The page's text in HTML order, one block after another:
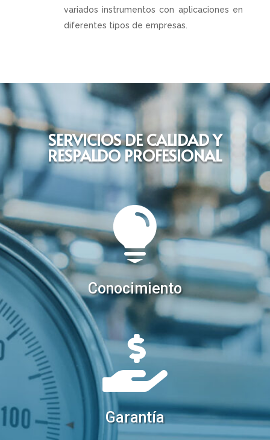
variados instrumentos con aplicaciones en
diferentes tipos de empresas.
SERVICIOS DE CALIDAD Y
RESPALDO PROFESIONAL

Conocimiento

Garantía